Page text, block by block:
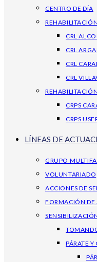
CENTRO DE DÍA
CRL
CRL
CRL
CRL
CRPS
CRPS
LÍNEAS DE
GRUPO
VOLUNTARIADO
ACCIONES DE
FORMACIÓN DE
PÁRATE